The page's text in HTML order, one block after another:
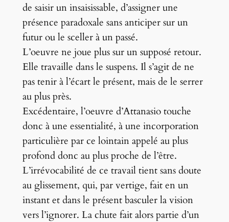
de saisir un insaisissable, d’assigner une
présence paradoxale sans anticiper sur un
futur ou le sceller à un passé.
L’oeuvre ne joue plus sur un supposé retour.
Elle travaille dans le suspens. Il s’agit de ne
pas tenir à l’écart le présent, mais de le serrer
au plus près.
Excédentaire, l’oeuvre d’Attanasio touche
donc à une essentialité, à une incorporation
particulière par ce lointain appelé au plus
profond donc au plus proche de l’être.
L’irrévocabilité de ce travail tient sans doute
au glissement, qui, par vertige, fait en un
instant et dans le présent basculer la vision
vers l’ignorer. La chute fait alors partie d’un